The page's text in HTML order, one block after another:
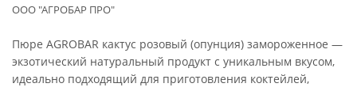
ООО "АГРОБАР ПРО"
Пюре AGROBAR кактус розовый (опунция) замороженное —
экзотический натуральный продукт с уникальным вкусом,
идеально подходящий для приготовления коктейлей,